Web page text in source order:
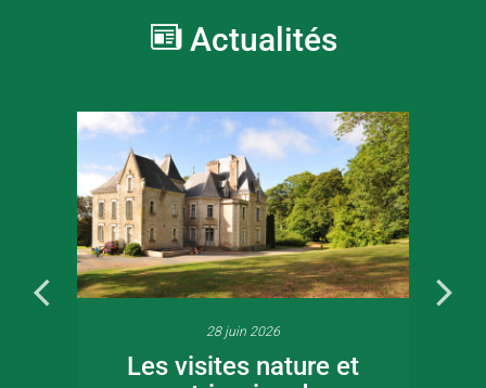
Actualités
28 juin 2026
Les visites nature et